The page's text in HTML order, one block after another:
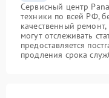
Сервисный центр
техники по всей РФ,
качественный
могут отслеживать
предоставляется
продления срока